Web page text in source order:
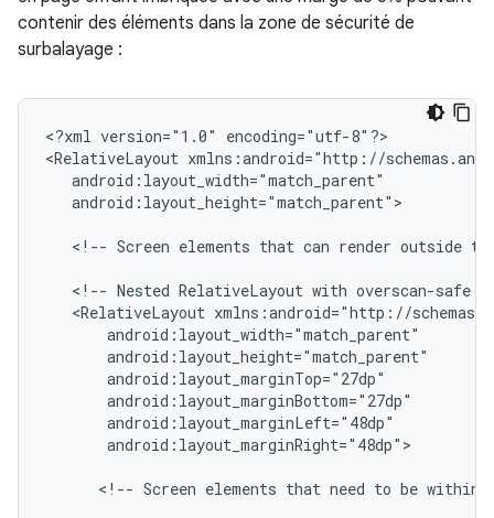
contenir des éléments dans la zone de sécurité de
surbalayage :
<?xml version="1.0"
encoding="utf-8"?>
<RelativeLayout
android:layout_height="match_parent">
<!-- Screen elements that can render outside
<!-- Nested RelativeLayout with overscan-safe
<RelativeLayout
android:layout_marginRight="48dp">
<!-- Screen elements that need to be within